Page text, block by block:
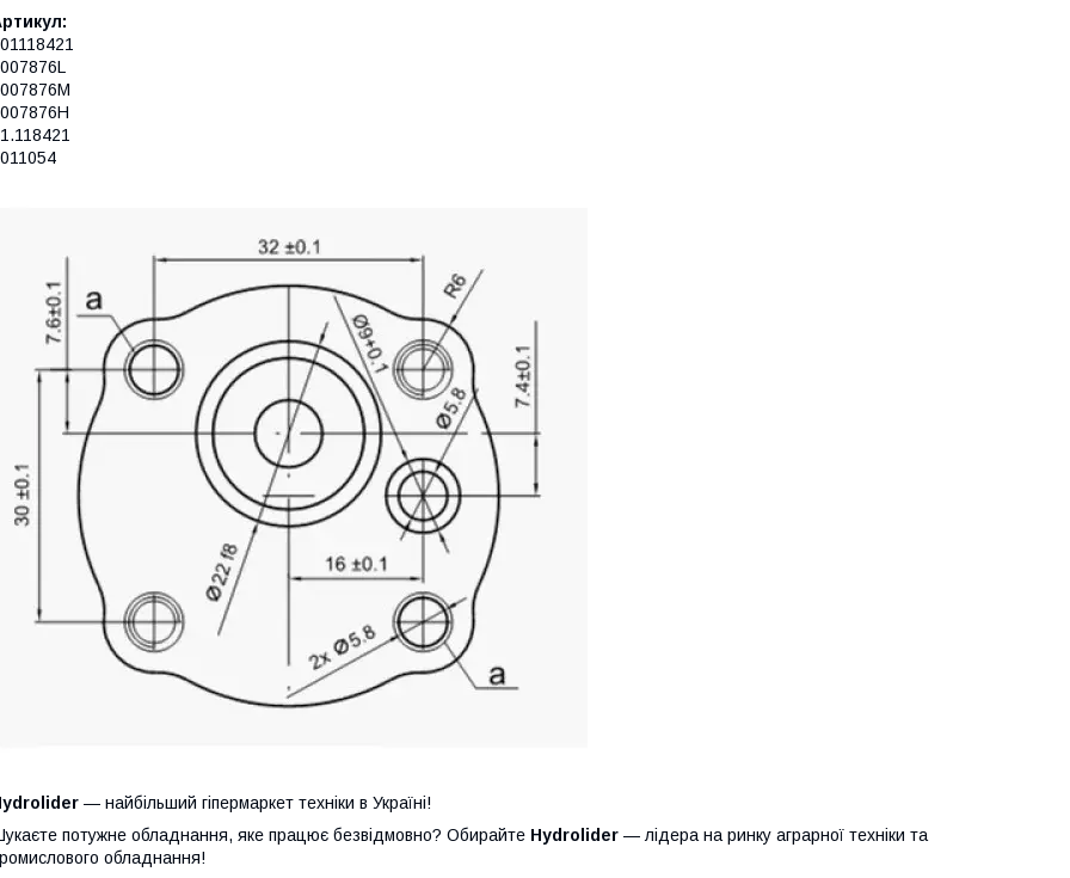
— найбільший гіпермаркет техніки в Україні!
потужне обладнання, яке працює безвідмовно? Обирайте Hydrolider — лідера на ринку аграрної техніки та
обладнання!